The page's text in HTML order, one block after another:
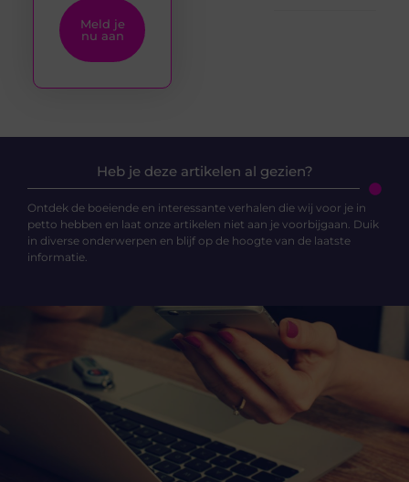
Meld je
nu aan
Heb je deze artikelen al gezien?
Ontdek de boeiende en interessante verhalen die wij voor je in
petto hebben en laat onze artikelen niet aan je voorbijgaan. Duik
in diverse onderwerpen en blijf op de hoogte van de laatste
informatie.